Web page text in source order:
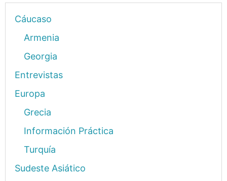
Cáucaso
Armenia
Georgia
Entrevistas
Europa
Grecia
Información Práctica
Turquía
Sudeste Asiático